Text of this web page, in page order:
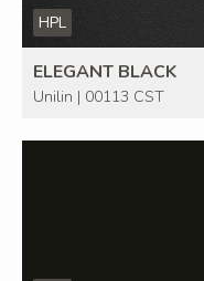
HPL
ELEGANT BLACK
Unilin | 00113 CST